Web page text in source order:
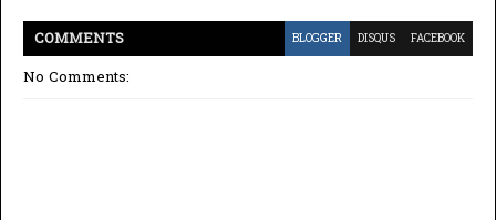
COMMENTS BLOGGER DISQUS FACEBOOK
No Comments: